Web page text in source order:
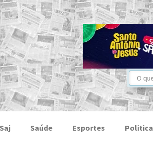
Saj Saúde Esportes Politica